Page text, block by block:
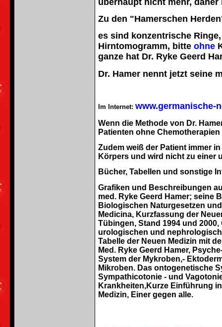
Zu den "Hamerschen
es sind konzentrische
Hirntomogramm, bitte ohne
ganze hat Dr. Ryke Geerd
Dr. Hamer nennt jetzt seine
Im Internet: www.germanische-
Wenn die Methode von Dr.
Patienten ohne
Zudem weiß der Patient immer
Körpers und wird nicht zu einer
Bücher, Tabellen und sonstige
Grafiken und Beschreibungen
med. Ryke Geerd Hamer; seine
Biologischen Naturgesetzen
Medicina, Kurzfassung der
Tübingen, Stand 1994 und
urologischen und
Tabelle der Neuen Medizin mit
Med. Ryke Geerd Hamer,
System der Mykroben,-
Mikroben. Das ontogenetische
Sympathicotonie - und
Krankheiten,Kurze Einführung
Medizin, Einer gegen alle.